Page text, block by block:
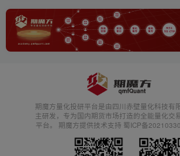
期魔方量化投研平台是由四川赤壁量化科技有
主研发，专为国内期货市场打造的全能量化交
平台。 期魔方提供技术支持 蜀ICP备